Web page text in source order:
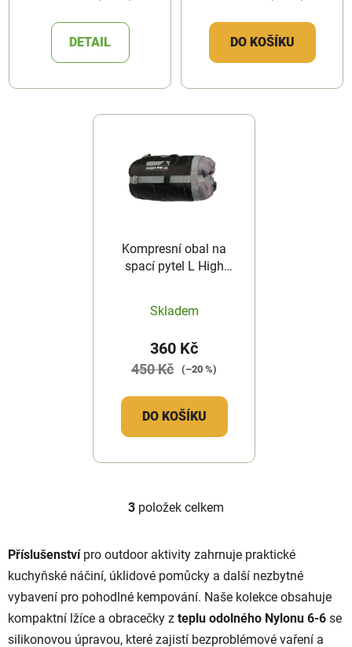
DETAIL DO KOŠÍKU
Kompresní obal na
spací pytel L High
Skladem
360 Kč
450 Kč (–20 %)
DO KOŠÍKU
O
l
d
a
c
í
3 položek celkem
Příslušenstvípro outdoor aktivity zahrnuje praktické
kuchyňské náčiní, úklidové pomůcky a další nezbytné
vybavení pro pohodlné kempování. Naše kolekce obsahuje
kompaktní lžíce a obracečky z teplu odolného Nylonu 6-6 se
silikonovou úpravou, které zajistí bezproblémové vaření a